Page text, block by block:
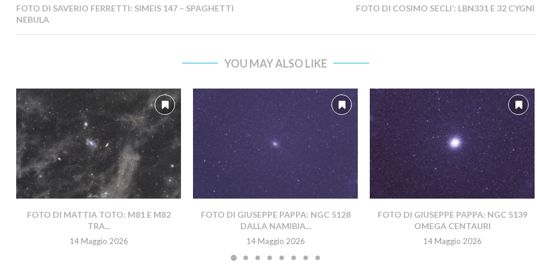
FOTO DI SAVERIO FERRETTI: SIMEIS 147 – SPAGHETTI
NEBULA
FOTO DI COSIMO SECLI’: LBN331 E 32 CYGNI
YOU MAY ALSO LIKE
FOTO DI MATTIA TOTO: M81 E M82
TRA...
14 Maggio 2026
FOTO DI GIUSEPPE PAPPA: NGC 5128
DALLA NAMIBIA...
14 Maggio 2026
FOTO DI GIUSEPPE PAPPA: NGC 5139
OMEGA CENTAURI
14 Maggio 2026